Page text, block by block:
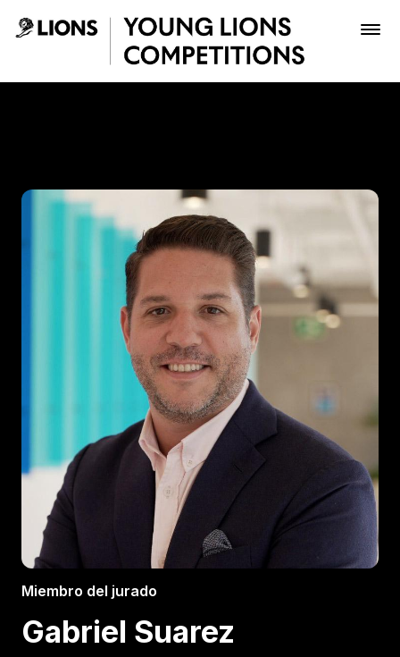
Saltar al contenido principal
Inscribir
Boletería
Miembro del jurado
Gabriel Suarez